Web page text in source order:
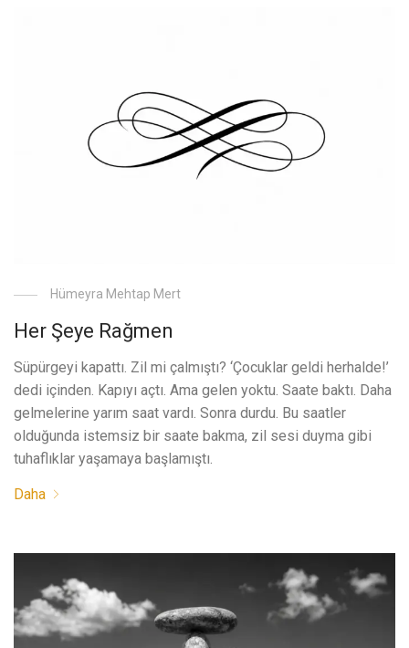
Hümeyra Mehtap Mert
Her Şeye Rağmen
Süpürgeyi kapattı. Zil mi çalmıştı? ‘Çocuklar geldi herhalde!’
dedi içinden. Kapıyı açtı. Ama gelen yoktu. Saate baktı. Daha
gelmelerine yarım saat vardı. Sonra durdu. Bu saatler
olduğunda istemsiz bir saate bakma, zil sesi duyma gibi
tuhaflıklar yaşamaya başlamıştı.
Daha